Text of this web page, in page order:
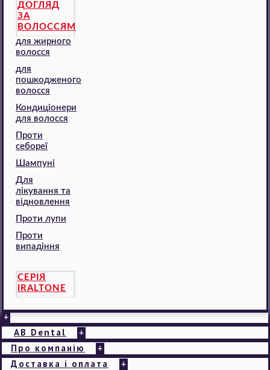
ДОГЛЯД
ЗА
ВОЛОССЯМ
для жирного
волосся
для
пошкодженого
волосся
Кондиціонери
для волосся
Проти
себореї
Шампуні
Для
лікування та
відновлення
Проти лупи
Проти
випадіння
СЕРІЯ
IRALTONE
+
AB Dental +
Про компанію +
Доставка і оплата +